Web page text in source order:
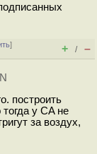
]
+ / –
построить
у CA не
за воздух,